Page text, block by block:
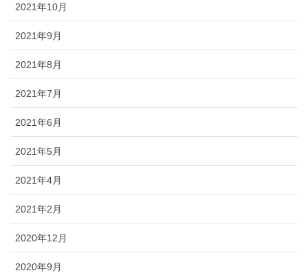
2021年10月
2021年9月
2021年8月
2021年7月
2021年6月
2021年5月
2021年4月
2021年2月
2020年12月
2020年9月